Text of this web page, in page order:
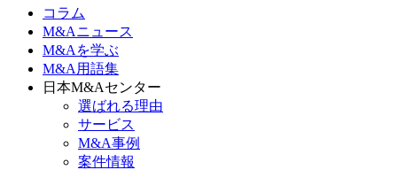
コラム
M&Aニュース
M&Aを学ぶ
M&A用語集
日本M&Aセンター
選ばれる理由
サービス
M&A事例
案件情報